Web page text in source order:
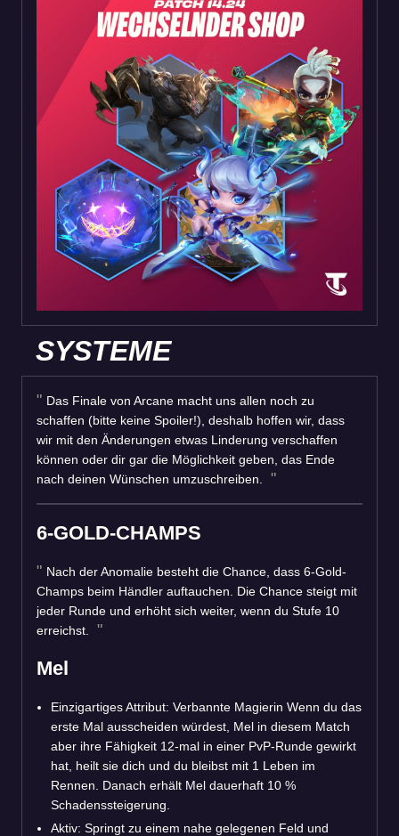
SYSTEME
Das Finale von Arcane macht uns allen noch zu
schaffen (bitte keine Spoiler!), deshalb hoffen wir, dass
wir mit den Änderungen etwas Linderung verschaffen
können oder dir gar die Möglichkeit geben, das Ende
nach deinen Wünschen umzuschreiben.
6-GOLD-CHAMPS
Nach der Anomalie besteht die Chance, dass 6-Gold-
Champs beim Händler auftauchen. Die Chance steigt mit
jeder Runde und erhöht sich weiter, wenn du Stufe 10
erreichst.
Mel
Einzigartiges Attribut: Verbannte Magierin Wenn du das
erste Mal ausscheiden würdest, Mel in diesem Match
aber ihre Fähigkeit 12-mal in einer PvP-Runde gewirkt
hat, heilt sie dich und du bleibst mit 1 Leben im
Rennen. Danach erhält Mel dauerhaft 10 %
Schadenssteigerung.
Aktiv: Springt zu einem nahe gelegenen Feld und